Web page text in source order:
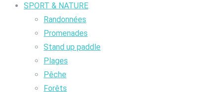
SPORT & NATURE
Randonnées
Promenades
Stand up paddle
Plages
Pêche
Forêts